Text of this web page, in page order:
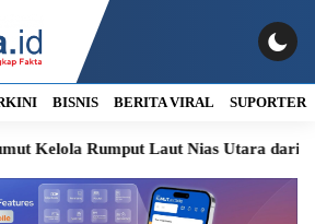
BISNIS BERITA VIRAL SUPORTER
Kelola Rumput Laut Nias Utara dari